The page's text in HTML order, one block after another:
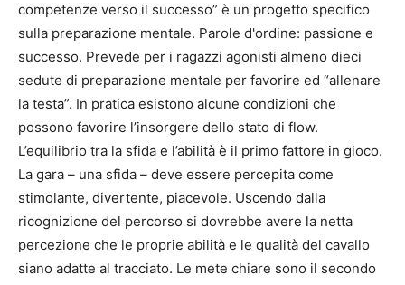
competenze verso il successo” è un progetto specifico
sulla preparazione mentale. Parole d'ordine: passione e
successo. Prevede per i ragazzi agonisti almeno dieci
sedute di preparazione mentale per favorire ed “allenare
la testa”. In pratica esistono alcune condizioni che
possono favorire l’insorgere dello stato di flow.
L’equilibrio tra la sfida e l’abilità è il primo fattore in gioco.
La gara – una sfida – deve essere percepita come
stimolante, divertente, piacevole. Uscendo dalla
ricognizione del percorso si dovrebbe avere la netta
percezione che le proprie abilità e le qualità del cavallo
siano adatte al tracciato. Le mete chiare sono il secondo